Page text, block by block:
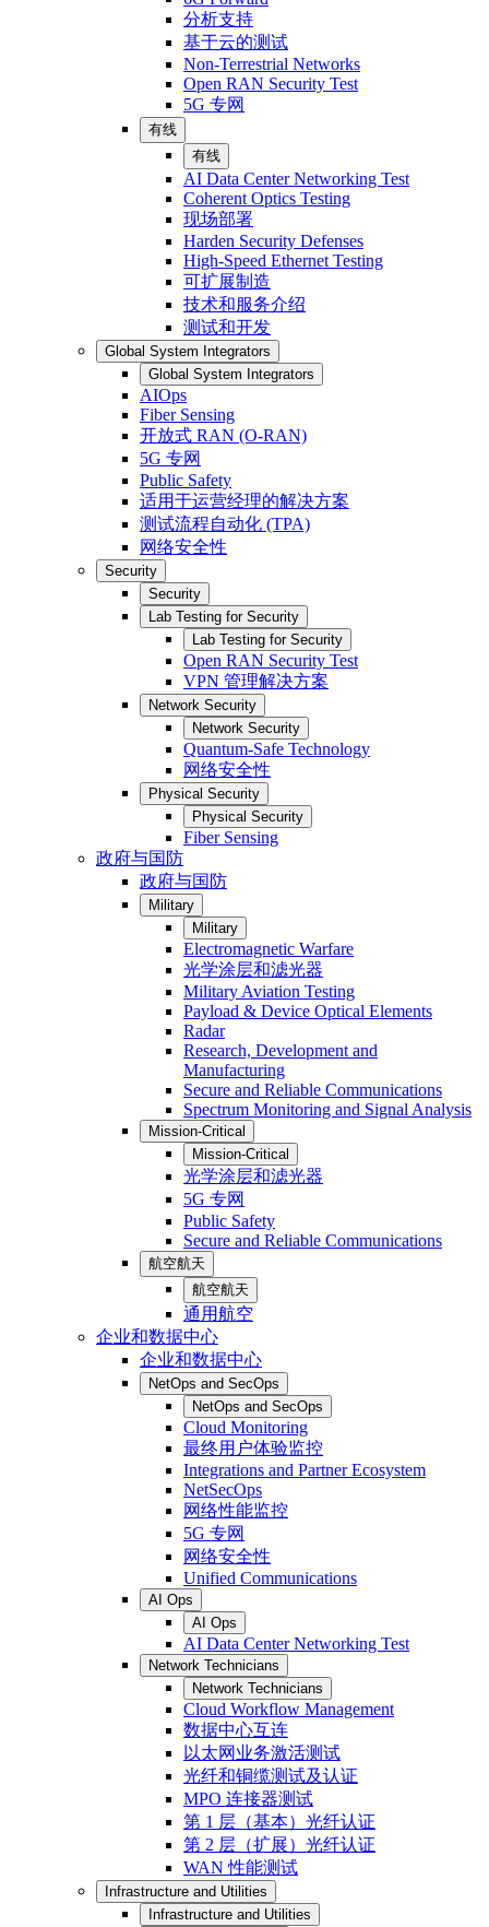
分析支持
基于云的测试
Non-Terrestrial Networks
Open RAN Security Test
5G 专网
有线
有线
AI Data Center Networking Test
Coherent Optics Testing
现场部署
Harden Security Defenses
High-Speed Ethernet Testing
可扩展制造
技术和服务介绍
测试和开发
Global System Integrators
Global System Integrators
AIOps
Fiber Sensing
开放式 RAN (O-RAN)
5G 专网
Public Safety
适用于运营经理的解决方案
测试流程自动化 (TPA)
网络安全性
Security
Security
Lab Testing for Security
Lab Testing for Security
Open RAN Security Test
VPN 管理解决方案
Network Security
Network Security
Quantum-Safe Technology
网络安全性
Physical Security
Physical Security
Fiber Sensing
政府与国防
政府与国防
Military
Military
Electromagnetic Warfare
光学涂层和滤光器
Military Aviation Testing
Payload & Device Optical Elements
Radar
Research, Development and
Manufacturing
Secure and Reliable Communications
Spectrum Monitoring and Signal Analysis
Mission-Critical
Mission-Critical
光学涂层和滤光器
5G 专网
Public Safety
Secure and Reliable Communications
航空航天
航空航天
通用航空
企业和数据中心
企业和数据中心
NetOps and SecOps
NetOps and SecOps
Cloud Monitoring
最终用户体验监控
Integrations and Partner Ecosystem
NetSecOps
网络性能监控
5G 专网
网络安全性
Unified Communications
AI Ops
AI Ops
AI Data Center Networking Test
Network Technicians
Network Technicians
Cloud Workflow Management
数据中心互连
以太网业务激活测试
光纤和铜缆测试及认证
MPO 连接器测试
第 1 层（基本）光纤认证
第 2 层（扩展）光纤认证
WAN 性能测试
Infrastructure and Utilities
Infrastructure and Utilities